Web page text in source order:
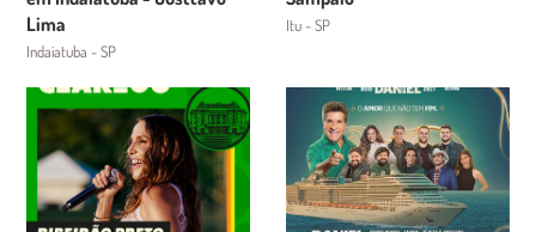
Lima
Indaiatuba - SP
Itu - SP